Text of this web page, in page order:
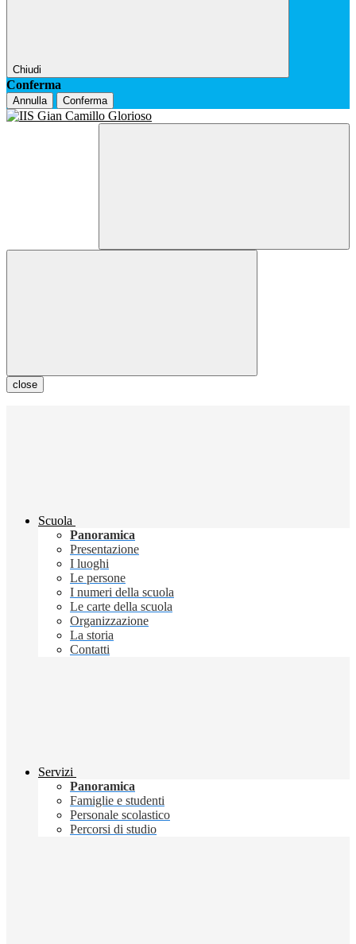
Chiudi
Conferma
Annulla Conferma
close
Scuola
Panoramica
Presentazione
I luoghi
Le persone
I numeri della scuola
Le carte della scuola
Organizzazione
La storia
Contatti
Servizi
Panoramica
Famiglie e studenti
Personale scolastico
Percorsi di studio